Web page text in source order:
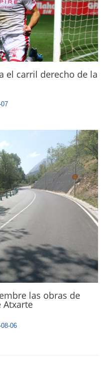
el carril derecho de la
las obras de
Atxarte
06